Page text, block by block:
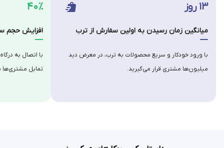
۴۰٪
افزایش حجم
با اتصال به
تمایل
۱۳ روز
میانگین زمان رسیدن به اولین سفارش از ترب
با ورود خودکار و سریع محصولات به ترب، در معرض دید
میلیون‌ها مشتری قرار می‌گیرید.